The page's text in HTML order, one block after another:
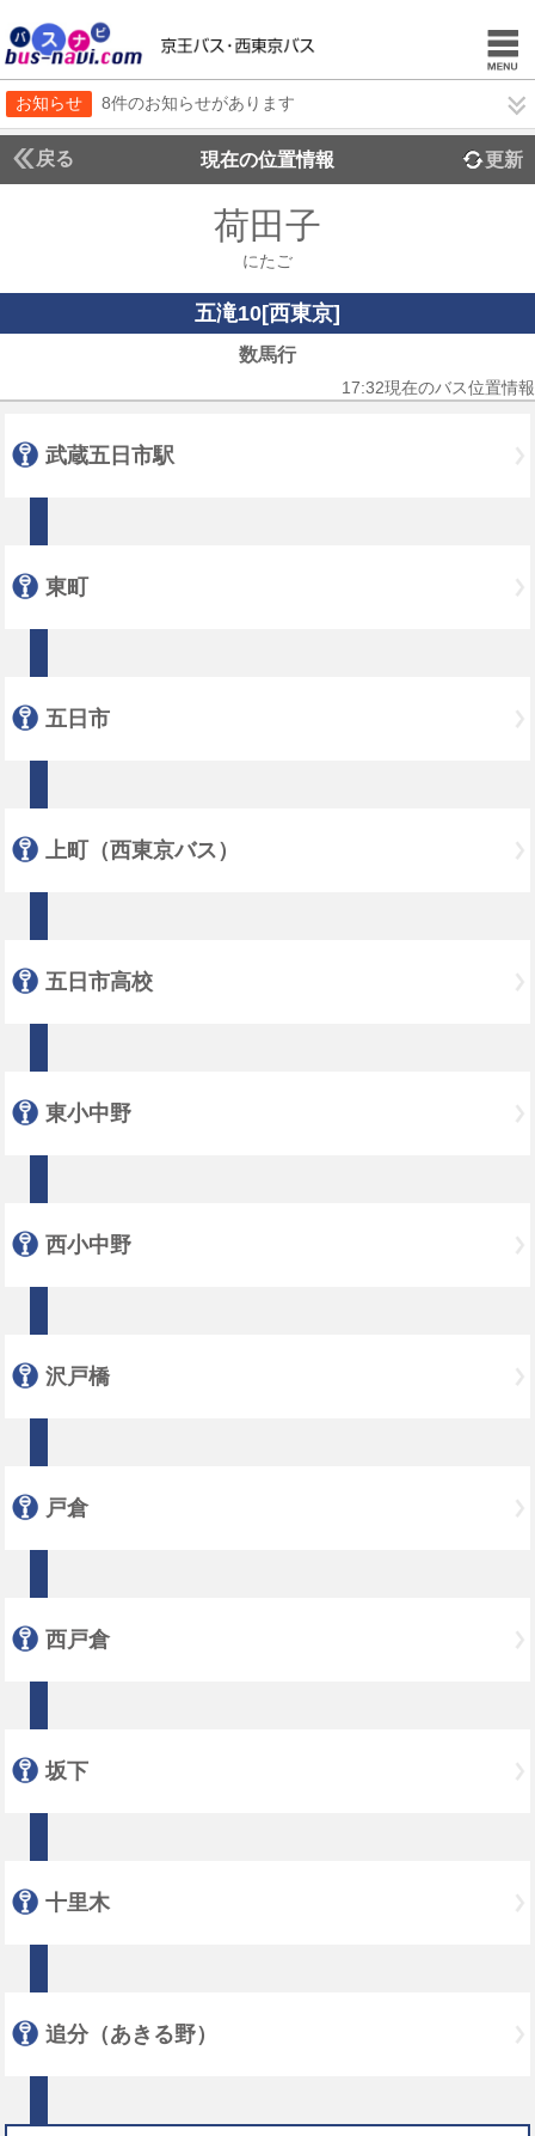
お知らせ 8件のお知らせがあります
戻る 現在の位置情報 更新
荷田子
にたご
五滝10[西東京]
数馬行
17:32現在のバス位置情報
武蔵五日市駅
東町
五日市
上町（西東京バス）
五日市高校
東小中野
西小中野
沢戸橋
戸倉
西戸倉
坂下
十里木
追分（あきる野）